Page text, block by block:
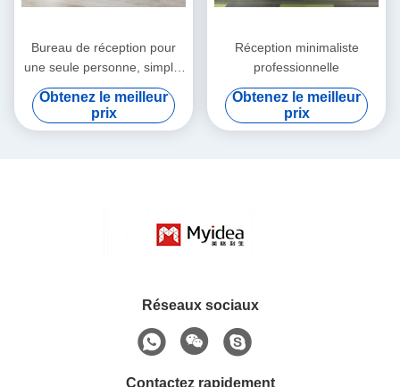
Bureau de réception pour
une seule personne, simple,
élégant, résistant à la saleté,
combiné de loisirs Sofa de
bureau, siège professionnel
Obtenez le meilleur
prix
Réception minimaliste
professionnelle
Obtenez le meilleur
prix
Réseaux sociaux
Contactez rapidement